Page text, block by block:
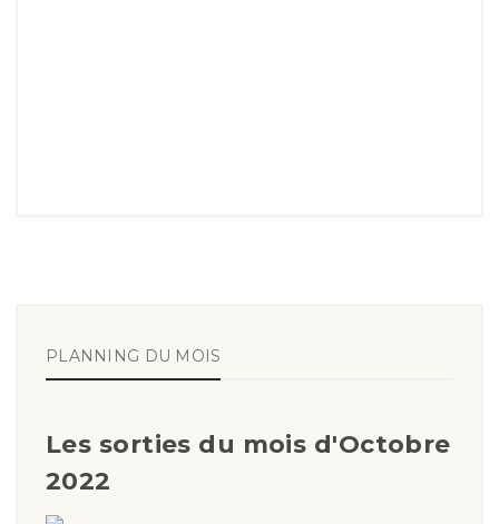
PLANNING DU MOIS
Les sorties du mois d'Octobre
2022